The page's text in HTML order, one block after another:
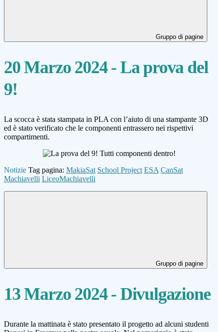
Gruppo di pagine
20 Marzo 2024 - La prova del
9!
La scocca è stata stampata in PLA con l’aiuto di una stampante 3D
ed è stato verificato che le componenti entrassero nei rispettivi
compartimenti.
Notizie Tag pagina: MakiaSat School Project ESA CanSat
Machiavelli LiceoMachiavelli
Gruppo di pagine
13 Marzo 2024 - Divulgazione
Durante la mattinata è stato presentato il progetto ad alcuni studenti